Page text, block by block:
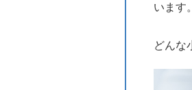
います。
どんな